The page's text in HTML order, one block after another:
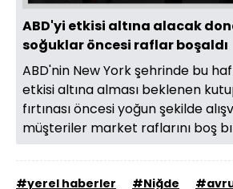
ABD'yi etkisi altına alacak
soğuklar öncesi raflar boşaldı
ABD'nin New York şehrinde bu
etkisi altına alması beklenen
fırtınası öncesi yoğun şekilde
müşteriler market raflarını boş
#yerel haberler #Niğde